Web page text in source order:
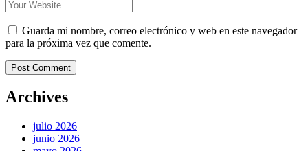
Guarda mi nombre, correo electrónico y web en este navegador
para la próxima vez que comente.
Post Comment
Archives
julio 2026
junio 2026